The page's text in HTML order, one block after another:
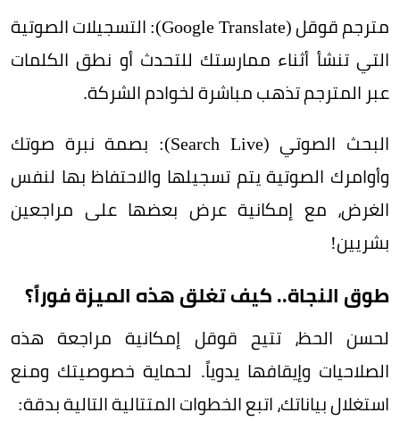
مترجم قوقل (Google Translate): التسجيلات الصوتية
التي تنشأ أثناء ممارستك للتحدث أو نطق الكلمات
عبر المترجم تذهب مباشرة لخوادم الشركة.
البحث الصوتي (Search Live): بصمة نبرة صوتك
وأوامرك الصوتية يتم تسجيلها والاحتفاظ بها لنفس
الغرض، مع إمكانية عرض بعضها على مراجعين
بشريين!
طوق النجاة.. كيف تغلق هذه الميزة فوراً؟
لحسن الحظ، تتيح قوقل إمكانية مراجعة هذه
الصلاحيات وإيقافها يدوياً. لحماية خصوصيتك ومنع
استغلال بياناتك، اتبع الخطوات المتتالية التالية بدقة: